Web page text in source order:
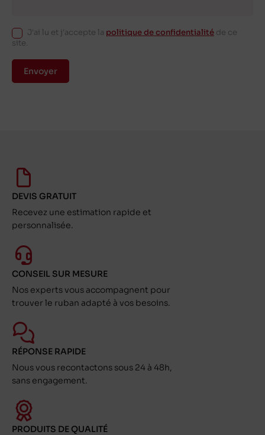
J'ai lu et j'accepte la politique de confidentialité de ce
site.
Envoyer
DEVIS GRATUIT
Recevez une estimation rapide et
personnalisée.
CONSEIL SUR MESURE
Nos experts vous accompagnent pour
trouver le ruban adapté à vos besoins.
RÉPONSE RAPIDE
Nous vous recontactons sous 24 à 48h,
sans engagement.
PRODUITS DE QUALITÉ